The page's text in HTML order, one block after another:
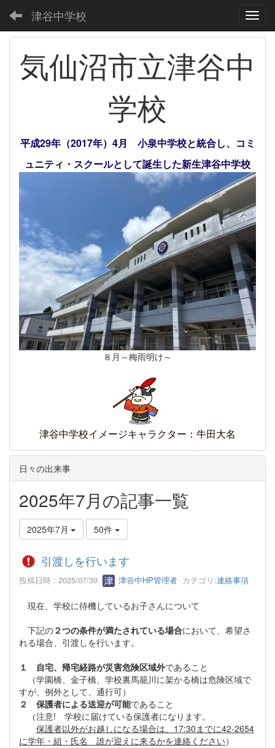
津谷中学校
気仙沼市立津谷中
学校
平成29年（2017年）4月 小泉中学校と統合し、コミ
ュニティ・スクールとして誕生した新生津谷中学校
８月～梅雨明け～
津谷中学校イメージキャラクター：牛田大名
日々の出来事
2025年7月の記事一覧
2025年7月 50件
引渡しを行います
投稿日時 : 2025/07/30 津谷中HP管理者 カテゴリ:連絡事項
現在、学校に待機しているお子さんについて
下記の２つの条件が満たされている場合において、希望さ
れる場合、引渡しを行います。
１ 自宅、帰宅経路が災害危険区域外であること
（学園橋、金子橋、学校裏馬籠川に架かる橋は危険区域で
すが、例外として、通行可）
２ 保護者による送迎が可能であること
（注意! 学校に届けている保護者になります。
保護者以外がお越しになる場合は、17:30までに42-2654
に学年・組・氏名 誰が迎えに来るかを連絡ください）